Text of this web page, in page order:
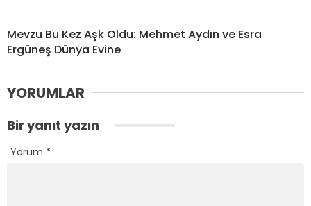
Mevzu Bu Kez Aşk Oldu: Mehmet Aydın ve Esra
Ergüneş Dünya Evine
YORUMLAR
Bir yanıt yazın
Yorum *